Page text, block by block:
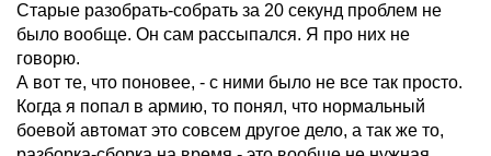
Старые разобрать-собрать за 20 секунд проблем не
было вообще. Он сам рассыпался. Я про них не
говорю.
А вот те, что поновее, - с ними было не все так просто.
Когда я попал в армию, то понял, что нормальный
боевой автомат это совсем другое дело, а так же то,